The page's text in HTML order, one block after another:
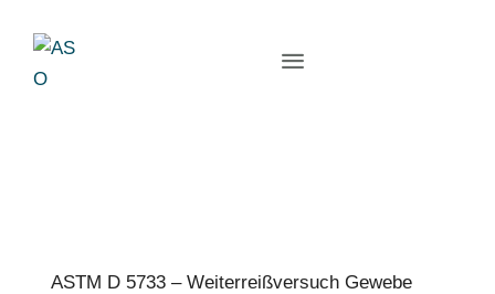
ASTM D 5733 – Weiterreißversuch Gewebe